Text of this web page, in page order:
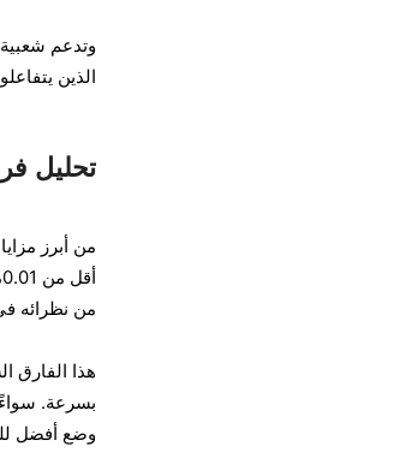
وتدعم
الذين
تحليل
من نظرائه
هذا الفارق
بسرعة. سواءً
وضع أفضل